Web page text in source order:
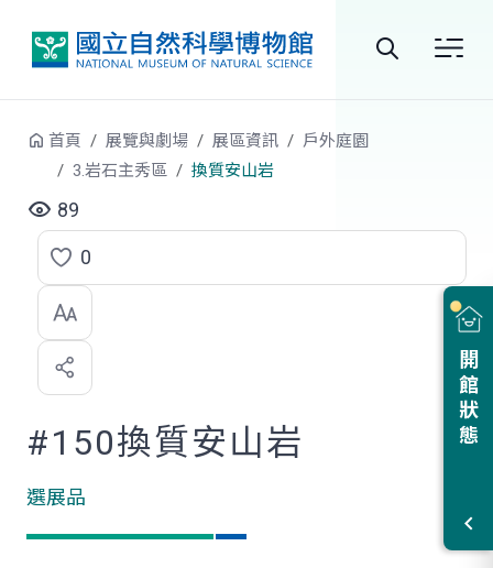
開館狀態
首頁 展覽與劇場 展區資訊
戶外庭園
3.岩石主秀區
換質安山岩
89
點
選
喜
歡
0
#150換質安山岩
選展品